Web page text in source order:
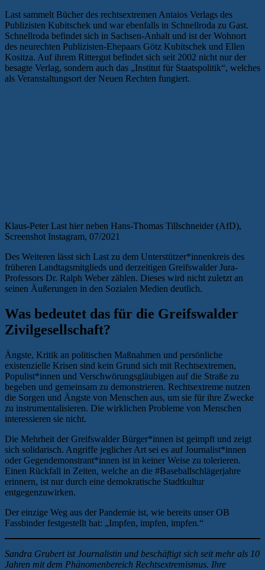
Last sammelt Bücher des rechtsextremen Antaios Verlags des
Publizisten Kubitschek und war ebenfalls in Schnellroda zu Gast.
Schnellroda befindet sich in Sachsen-Anhalt und ist der Wohnort
des neurechten Publizisten-Ehepaars Götz Kubitschek und Ellen
Kositza. Auf ihrem Rittergut befindet sich seit 2002 nicht nur der
besagte Verlag, sondern auch das „Institut für Staatspolitik“, welches
als Veranstaltungsort der Neuen Rechten fungiert.
Klaus-Peter Last hier neben Hans-Thomas Tillschneider (AfD),
Screenshot Instagram, 07/2021
Des Weiteren lässt sich Last zu dem Unterstützer*innenkreis des
früheren Landtagsmitglieds und derzeitigen Greifswalder Jura-
Professors Dr. Ralph Weber zählen. Dieses wird nicht zuletzt an
seinen Äußerungen in den Sozialen Medien deutlich.
Was bedeutet das für die Greifswalder
Zivilgesellschaft?
Ängste, Kritik an politischen Maßnahmen und persönliche
existenzielle Krisen sind kein Grund sich mit Rechtsextremen,
Populist*innen und Verschwörungsgläubigen auf die Straße zu
begeben und gemeinsam zu demonstrieren. Rechtsextreme nutzen
die Sorgen und Ängste von Menschen aus, um sie für ihre Zwecke
zu instrumentalisieren. Die wirklichen Probleme von Menschen
interessieren sie nicht.
Die Mehrheit der Greifswalder Bürger*innen ist geimpft und zeigt
sich solidarisch. Angriffe jeglicher Art sei es auf Journalist*innen
oder Gegendemonstrant*innen ist in keiner Weise zu tolerieren.
Einen Rückfall in Zeiten, welche an die #Baseballschlägerjahre
erinnern, ist nur durch eine demokratische Stadtkultur
entgegenzuwirken.
Der einzige Weg aus der Pandemie ist, wie bereits unser OB
Fassbinder festgestellt hat: „Impfen, impfen, impfen.“
Sandra Grubert ist Journalistin und beschäftigt sich seit mehr als 10
Jahren mit dem Phänomenbereich Rechtsextremismus. Ihre